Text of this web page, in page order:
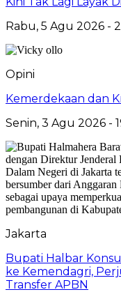
Rabu, 5 Agu 2026 -
Opini
Kemerdekaan dan
Senin, 3 Agu 2026 -
Jakarta
Bupati Halbar
ke Kemendagri,
Transfer APBN